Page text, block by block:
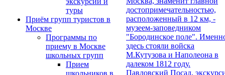
туры
Приём групп туристов в
Москве
Программы по
приему в Москве
школьных групп
Прием
школьников в
достопримечательностью,
расположенный в 12 км, -
музеем-заповедником
"Бородинское поле".
здесь стояли войска
М.Кутузова и Наполеона в
далеком 1812 году.
Павловский Посад,